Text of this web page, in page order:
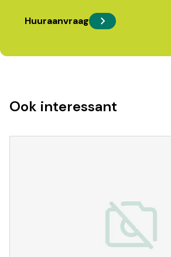
Huuraanvraag
Ook interessant